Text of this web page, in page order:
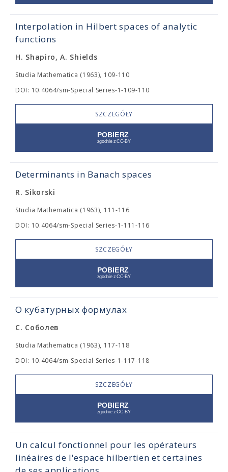
Interpolation in Hilbert spaces of analytic
functions
H. Shapiro, A. Shields
Studia Mathematica (1963), 109-110
DOI: 10.4064/sm-Special Series-1-109-110
SZCZEGÓŁY
Determinants in Banach spaces
R. Sikorski
Studia Mathematica (1963), 111-116
DOI: 10.4064/sm-Special Series-1-111-116
SZCZEGÓŁY
О кубатурных формулах
С. Соболев
Studia Mathematica (1963), 117-118
DOI: 10.4064/sm-Special Series-1-117-118
SZCZEGÓŁY
Un calcul fonctionnel pour les opérateurs
linéaires de l'espace hilbertien et certaines